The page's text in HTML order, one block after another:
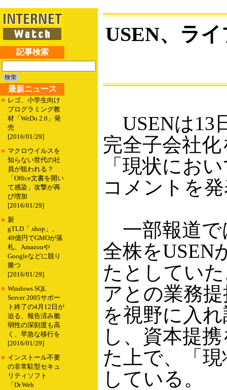
記事検索
最新ニュース
■ レゴ、小学生向け
プログラミング教
材「WeDo 2.0」発
売
[2016/01/29]
■ マクロウイルスを
知らない世代の社
員が狙われる？
「Office文書を開い
て感染」攻撃が再
び増加
[2016/01/29]
■ 新
gTLD「.shop」、
49億円でGMOが落
札、Amazonや
Googleなどに競り
勝つ
[2016/01/29]
■ Windows SQL
Server 2005サポー
ト終了の4月12日が
迫る、報告済み脆
弱性の深刻度も高
く、早急な移行を
[2016/01/29]
■ インストール不要
の非常駐型セキュ
リティソフト
「Dr.Web
USEN、ラ
USENは13
完全子会社
「現状にお
コメントを
一部報道で
全株をUSEN
たとしてい
アとの業務
を視野に入
し、資本提
た上で、「
している。